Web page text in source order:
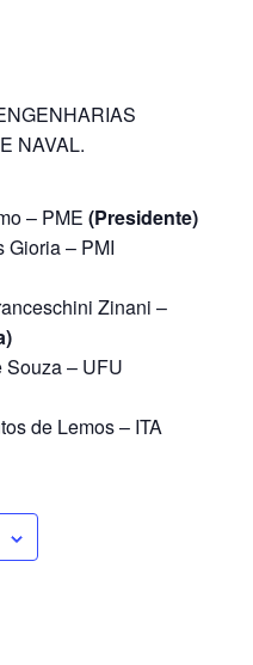
NAVAL.
– PME (Presidente)
Gioria – PMI
Zinani –
Souza – UFU
de Lemos – ITA